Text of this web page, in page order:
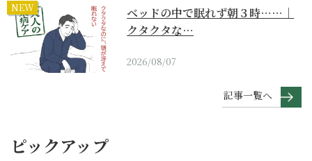
NEW
ベッドの中で眠れず朝３時……｜
クタクタな…
2026/08/07
記事一覧へ
ピックアップ